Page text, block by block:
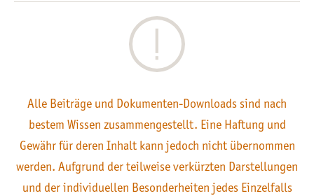
Alle Beiträge und Dokumenten-Downloads sind nach
bestem Wissen zusammengestellt. Eine Haftung und
Gewähr für deren Inhalt kann jedoch nicht übernommen
werden. Aufgrund der teilweise verkürzten Darstellungen
und der individuellen Besonderheiten jedes Einzelfalls